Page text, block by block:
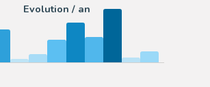
Evolution / an